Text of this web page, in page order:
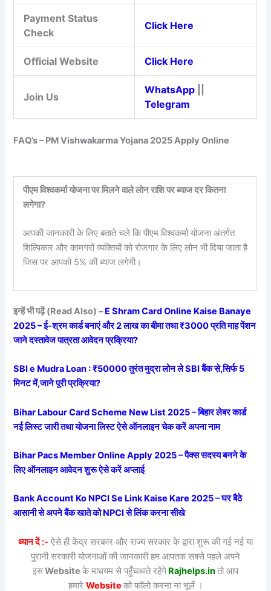
Payment Status
Check
Click Here
Official Website Click Here
Join Us
WhatsApp
Telegram
FAQ’s – PM Vishwakarma Yojana 2025 Apply Online
पीएम विश्वकर्मा योजना पर मिलने वाले लोन राशि पर ब्याज दर कितना
लगेगा?
आपकी जानकारी के लिए बताते चले कि पीएम विश्वकर्मा योजना अंतर्गत
शिल्पिकार और कामगरों व्यक्तियों को रोजगार के लिए लोन भी दिया जाता है
जिस पर आपको 5% की ब्याज लगेगी।
इन्हें भी पढ़ें (Read Also) –E Shram Card Online Kaise Banaye
2025 – ई-श्रम कार्ड बनाएं और 2 लाख का बीमा तथा ₹3000 प्रति माह पेंशन
जाने दस्तावेज पात्रता आवेदन प्रक्रिया?
SBI e Mudra Loan : ₹50000 तुरंत मुद्रा लोन ले SBI बैंक से,सिर्फ 5
मिनट में,जाने पूरी प्रक्रिया?
Bihar Labour Card Scheme New List 2025 – बिहार लेबर कार्ड
नई लिस्ट जारी तथा योजना लिस्ट ऐसे ऑनलाइन चेक करें अपना नाम
Bihar Pacs Member Online Apply 2025 – पैक्स सदस्य बनने के
लिए ऑनलाइन आवेदन शुरू ऐसे करें अप्लाई
Bank Account Ko NPCI Se Link Kaise Kare 2025 – घर बैठे
आसानी से अपने बैंक खाते को NPCI से लिंक करना सीखे
ध्यान दें :- ऐसे ही केंद्र सरकार और राज्य सरकार के द्वारा शुरू की गई नई या
पुरानी सरकारी योजनाओं की जानकारी हम आपतक सबसे पहले अपने
इसWebsite के माधयम से पहुँचआते रहेंगे Rajhelps.inतो आप
हमारे Website को फॉलो करना ना भूलें ।